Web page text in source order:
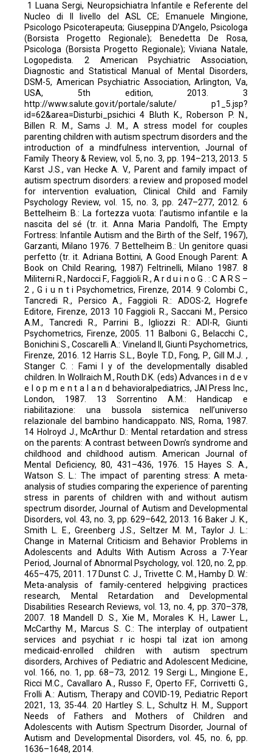
1 Luana Sergi, Neuropsichiatra Infantile e Referente del
Nucleo di II livello del ASL CE; Emanuele Mingione,
Psicologo Psicoterapeuta; Giuseppina D’Angelo, Psicologa
(Borsista Progetto Regionale); Benedetta De Rosa,
Psicologa (Borsista Progetto Regionale); Viviana Natale,
Logopedista. 2 American Psychiatric Association,
Diagnostic and Statistical Manual of Mental Disorders,
DSM-5, American Psychiatric Association, Arlington, Va,
USA, 5th edition, 2013. 3
http://www.salute.gov.it/portale/salute/ p1_5.jsp?
id=62&area=Disturbi_psichici 4 Bluth K., Roberson P. N.,
Billen R. M., Sams J. M., A stress model for couples
parenting children with autism spectrum disorders and the
introduction of a mindfulness intervention, Journal of
Family Theory & Review, vol. 5, no. 3, pp. 194–213, 2013. 5
Karst J.S., van Hecke A. V., Parent and family impact of
autism spectrum disorders: a review and proposed model
for intervention evaluation, Clinical Child and Family
Psychology Review, vol. 15, no. 3, pp. 247–277, 2012. 6
Bettelheim B.: La fortezza vuota: l’autismo infantile e la
nascita del sé (tr. it. Anna Maria Pandolfi, The Empty
Fortress: Infantile Autism and the Birth of the Self, 1967),
Garzanti, Milano 1976. 7 Bettelheim B.: Un genitore quasi
perfetto (tr. it. Adriana Bottini, A Good Enough Parent: A
Book on Child Rearing, 1987) Feltrinelli, Milano 1987. 8
Militerni R., Nardocci F., Faggioli R., A r d u i n o G . : C A R S –
2 , G i u n t i Psychometrics, Firenze, 2014. 9 Colombi C.,
Tancredi R., Persico A., Faggioli R.: ADOS-2, Hogrefe
Editore, Firenze, 2013 10 Faggioli R., Saccani M., Persico
A.M., Tancredi R., Parrini B., Igliozzi R.: ADI-R, Giunti
Psychometrics, Firenze, 2005. 11 Balboni G., Belacchi C.,
Bonichini S., Coscarelli A.: Vineland II, Giunti Psychometrics,
Firenze, 2016. 12 Harris S.L., Boyle T.D., Fong, P., Gill M.J. ,
Stanger C. : Fami l y of the developmentally disabled
children. In Wollraich M., Routh D.K. (eds) Advances i n d e v
e l o p m e n t a l a n d behavioralpediatrics, JAI Press Inc.,
London, 1987. 13 Sorrentino A.M.: Handicap e
riabilitazione: una bussola sistemica nell’universo
relazionale del bambino handicappato. NIS, Roma, 1987.
14 Holroyd J., McArthur D.: Mental retardation and stress
on the parents: A contrast between Down’s syndrome and
childhood and childhood autism. American Journal of
Mental Deficiency, 80, 431–436, 1976. 15 Hayes S. A.,
Watson S. L.: The impact of parenting stress: A meta-
analysis of studies comparing the experience of parenting
stress in parents of children with and without autism
spectrum disorder, Journal of Autism and Developmental
Disorders, vol. 43, no. 3, pp. 629–642, 2013. 16 Baker J. K.,
Smith L. E., Greenberg J.S., Seltzer M. M., Taylor J. L.:
Change in Maternal Criticism and Behavior Problems in
Adolescents and Adults With Autism Across a 7-Year
Period, Journal of Abnormal Psychology, vol. 120, no. 2, pp.
465–475, 2011. 17 Dunst C. J., Trivette C. M., Hamby D. W.:
Meta-analysis of family-centered helpgiving practices
research, Mental Retardation and Developmental
Disabilities Research Reviews, vol. 13, no. 4, pp. 370–378,
2007. 18 Mandell D. S., Xie M., Morales K. H., Lawer L.,
McCarthy M., Marcus S. C.: The interplay of outpatient
services and psychiat r ic hospi tal izat ion among
medicaid-enrolled children with autism spectrum
disorders, Archives of Pediatric and Adolescent Medicine,
vol. 166, no. 1, pp. 68–73, 2012. 19 Sergi L., Mingione E.,
Ricci M.C., Cavallaro A., Russo F., Operto F.F., Corrivetti G.,
Frolli A.: Autism, Therapy and COVID-19, Pediatric Report
2021, 13, 35-44. 20 Hartley S. L., Schultz H. M., Support
Needs of Fathers and Mothers of Children and
Adolescents with Autism Spectrum Disorder, Journal of
Autism and Developmental Disorders, vol. 45, no. 6, pp.
1636–1648, 2014.